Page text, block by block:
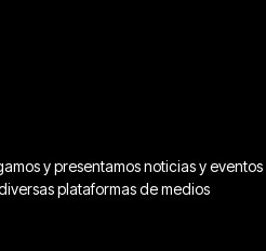
y presentamos noticias y eventos
plataformas de medios